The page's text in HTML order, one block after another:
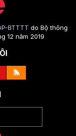
BTTTT do Bộ thông
12 năm 2019